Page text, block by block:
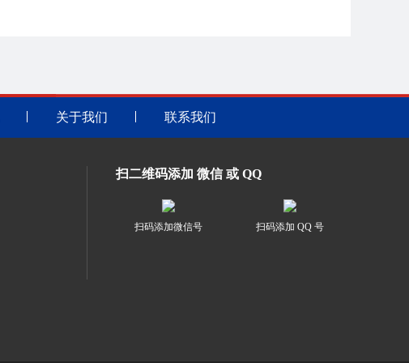
关于我们 联系我们
扫二维码添加 微信 或 QQ
扫码添加微信号 扫码添加 QQ 号